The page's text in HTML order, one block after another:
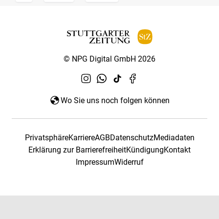
© NPG Digital GmbH 2026
Wo Sie uns noch folgen können
PrivatsphäreKarriereAGBDatenschutzMediadaten
Erklärung zur BarrierefreiheitKündigungKontakt
ImpressumWiderruf